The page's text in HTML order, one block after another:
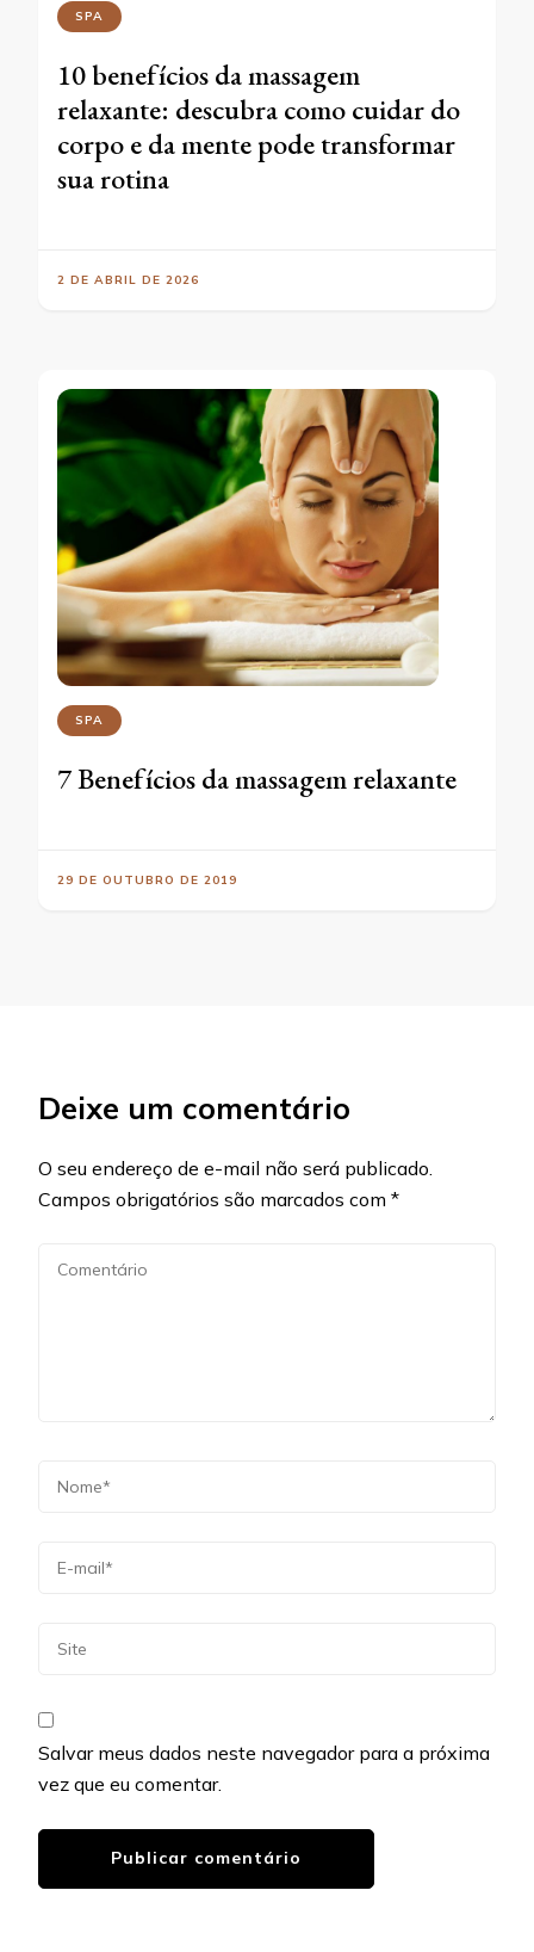
SPA
10 benefícios da massagem
relaxante: descubra como cuidar do
corpo e da mente pode transformar
sua rotina
2 DE ABRIL DE 2026
SPA
7 Benefícios da massagem relaxante
29 DE OUTUBRO DE 2019
Deixe um comentário
O seu endereço de e-mail não será publicado.
Campos obrigatórios são marcados com *
Salvar meus dados neste navegador para a próxima
vez que eu comentar.